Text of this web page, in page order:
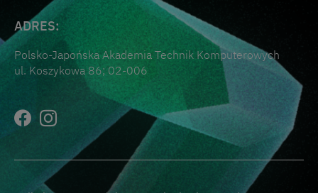
ADRES:
Polsko-Japońska Akademia Technik Komputerowych
ul. Koszykowa 86; 02-006